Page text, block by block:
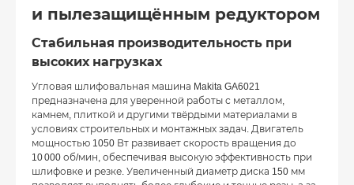
и пылезащищённым редуктором
Стабильная производительность при
высоких нагрузках
Угловая шлифовальная машина Makita GA6021
предназначена для уверенной работы с металлом,
камнем, плиткой и другими твёрдыми материалами в
условиях строительных и монтажных задач. Двигатель
мощностью 1050 Вт развивает скорость вращения до
10 000 об/мин, обеспечивая высокую эффективность при
шлифовке и резке. Увеличенный диаметр диска 150 мм